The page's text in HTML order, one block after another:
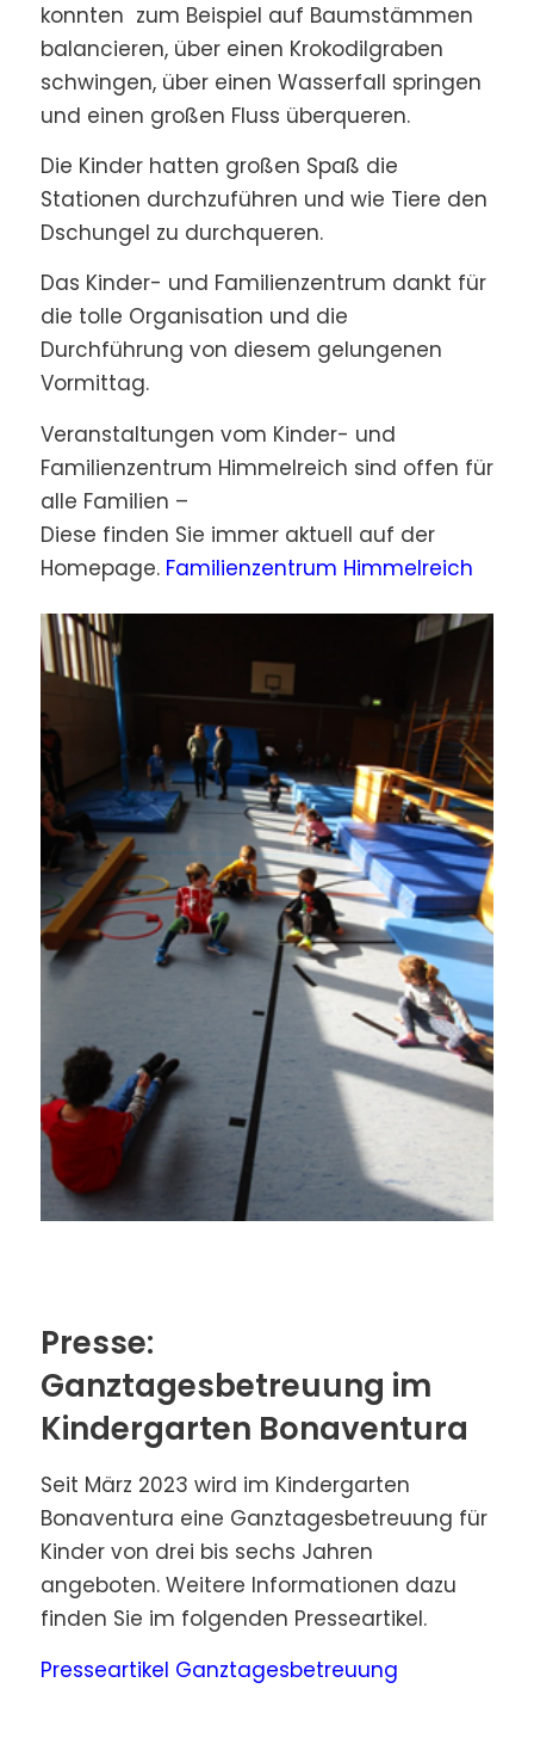
konnten zum Beispiel auf Baumstämmen
balancieren, über einen Krokodilgraben
schwingen, über einen Wasserfall springen
und einen großen Fluss überqueren.
Die Kinder hatten großen Spaß die
Stationen durchzuführen und wie Tiere den
Dschungel zu durchqueren.
Das Kinder- und Familienzentrum dankt für
die tolle Organisation und die
Durchführung von diesem gelungenen
Vormittag.
Veranstaltungen vom Kinder- und
Familienzentrum Himmelreich sind offen für
alle Familien –
Diese finden Sie immer aktuell auf der
Homepage. Familienzentrum Himmelreich
Presse:
Ganztagesbetreuung im
Kindergarten Bonaventura
Seit März 2023 wird im Kindergarten
Bonaventura eine Ganztagesbetreuung für
Kinder von drei bis sechs Jahren
angeboten. Weitere Informationen dazu
finden Sie im folgenden Presseartikel.
Presseartikel Ganztagesbetreuung